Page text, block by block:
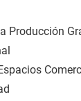
Producción